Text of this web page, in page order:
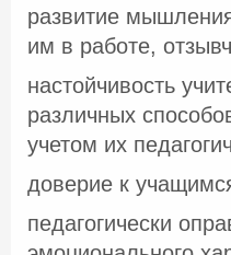
развитие
им в работе,
настойчивость
различных
учетом их
доверие к
педагогически